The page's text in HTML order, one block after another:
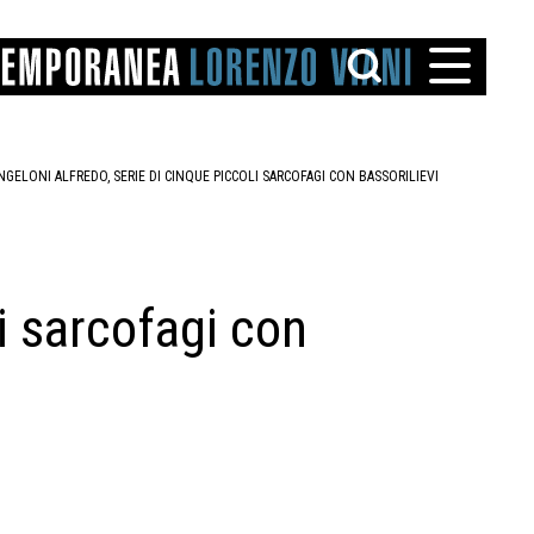
ALFREDO, SERIE DI CINQUE PICCOLI SARCOFAGI CON BASSORILIEVI
sarcofagi con